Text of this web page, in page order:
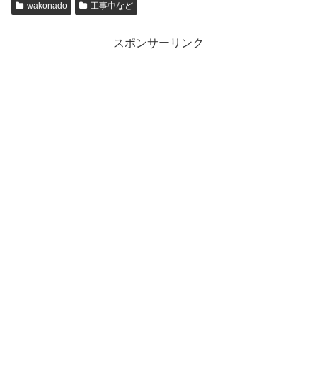
wakonado 工事中など
スポンサーリンク